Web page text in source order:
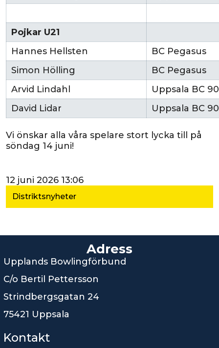
Distriktsnyheter
Pojkar U21
Hannes Hellsten
BC Pegasus
Simon Hölling
BC Pegasus
Arvid Lindahl
Uppsala BC 90
David Lidar
Uppsala BC 90
Vi önskar alla våra spelare stort lycka till på
söndag 14 juni!
12 juni 2026 13:06
Adress
Upplands Bowlingförbund
C/o Bertil Pettersson
Strindbergsgatan 24
75421 Uppsala
Kontakt